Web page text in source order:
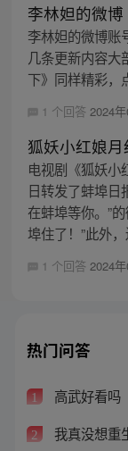
李林妲的微博
李林妲的微博账
几条更新内容大
下》同样精彩，
1 个回答 2024
狐妖小红娘
电视剧《狐妖小
日转发了蚌埠日
在蚌埠等你。”
埠住了！”此外
1 个回答 2024
热门问答
1 高武好看吗
2 我真没想重